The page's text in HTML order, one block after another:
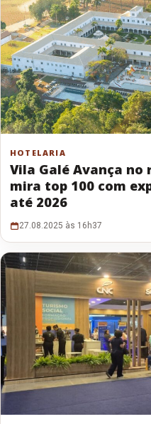
HOTELARIA
Vila Galé Avança
mira top 100 com
até 2026
27.08.2025 às 16h37